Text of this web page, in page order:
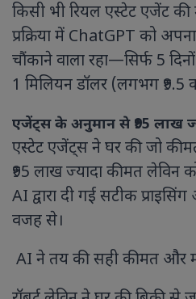
किसी भी रियल एस्टेट एजेंट
प्रक्रिया में ChatGPT को
चौंकाने वाला रहा—सिर्फ 5
1 मिलियन डॉलर (लगभग ₹9.5
एजेंट्स के अनुमान से ₹95 लाख
एस्टेट एजेंट्स ने घर की जो
₹95 लाख ज्यादा कीमत
AI द्वारा दी गई सटीक
वजह से।
AI ने तय की सही कीमत और